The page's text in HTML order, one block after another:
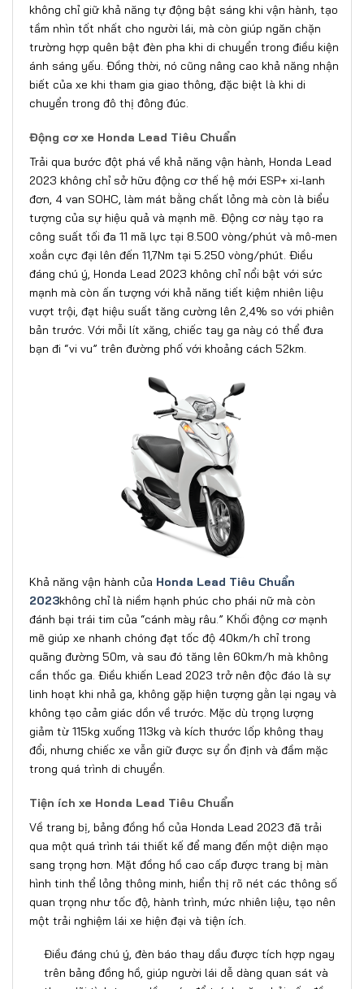
không chỉ giữ khả năng tự động bật sáng khi vận hành, tạo
tầm nhìn tốt nhất cho người lái, mà còn giúp ngăn chặn
trường hợp quên bật đèn pha khi di chuyển trong điều kiện
ánh sáng yếu. Đồng thời, nó cũng nâng cao khả năng nhận
biết của xe khi tham gia giao thông, đặc biệt là khi di
chuyển trong đô thị đông đúc.
Động cơ xe Honda Lead Tiêu Chuẩn
Trải qua bước đột phá về khả năng vận hành, Honda Lead
2023 không chỉ sở hữu động cơ thế hệ mới ESP+ xi-lanh
đơn, 4 van SOHC, làm mát bằng chất lỏng mà còn là biểu
tượng của sự hiệu quả và mạnh mẽ. Động cơ này tạo ra
công suất tối đa 11 mã lực tại 8.500 vòng/phút và mô-men
xoắn cực đại lên đến 11,7Nm tại 5.250 vòng/phút. Điều
đáng chú ý, Honda Lead 2023 không chỉ nổi bật với sức
mạnh mà còn ấn tượng với khả năng tiết kiệm nhiên liệu
vượt trội, đạt hiệu suất tăng cường lên 2,4% so với phiên
bản trước. Với mỗi lít xăng, chiếc tay ga này có thể đưa
bạn đi “vi vu” trên đường phố với khoảng cách 52km.
Khả năng vận hành của Honda Lead Tiêu Chuẩn
2023không chỉ là niềm hạnh phúc cho phái nữ mà còn
đánh bại trái tim của “cánh mày râu.” Khối động cơ mạnh
mẽ giúp xe nhanh chóng đạt tốc độ 40km/h chỉ trong
quãng đường 50m, và sau đó tăng lên 60km/h mà không
cần thốc ga. Điều khiến Lead 2023 trở nên độc đáo là sự
linh hoạt khi nhả ga, không gặp hiện tượng gằn lại ngay và
không tạo cảm giác dồn về trước. Mặc dù trọng lượng
giảm từ 115kg xuống 113kg và kích thước lốp không thay
đổi, nhưng chiếc xe vẫn giữ được sự ổn định và đầm mặc
trong quá trình di chuyển.
Tiện ích xe Honda Lead Tiêu Chuẩn
Về trang bị, bảng đồng hồ của Honda Lead 2023 đã trải
qua một quá trình tái thiết kế để mang đến một diện mạo
sang trọng hơn. Mặt đồng hồ cao cấp được trang bị màn
hình tinh thể lỏng thông minh, hiển thị rõ nét các thông số
quan trọng như tốc độ, hành trình, mức nhiên liệu, tạo nên
một trải nghiệm lái xe hiện đại và tiện ích.
Điều đáng chú ý, đèn báo thay dầu được tích hợp ngay
trên bảng đồng hồ, giúp người lái dễ dàng quan sát và